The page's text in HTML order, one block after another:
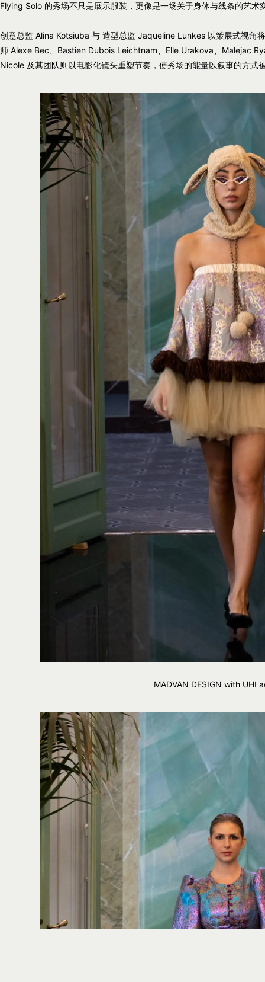
Flying Solo 的秀场不只是展示服装，更像是一场关于身体与线条的艺术
创意总监 Alina Kotsiuba 与 造型总监 Jaqueline Lunkes 以策展式视角
师 Alexe Bec、Bastien Dubois Leichtnam、Elle Urakova、Malejac
Nicole 及其团队则以电影化镜头重塑节奏，使秀场的能量以叙事的方式
MADVAN DESIGN with UHI